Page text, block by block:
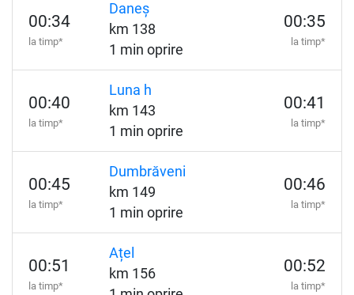
00:34
la timp*
Daneș
km 138
1 min oprire
00:35
la timp*
00:40
la timp*
Luna h
km 143
1 min oprire
00:41
la timp*
00:45
la timp*
Dumbrăveni
km 149
1 min oprire
00:46
la timp*
00:51
la timp*
Ațel
km 156
00:52
la timp*